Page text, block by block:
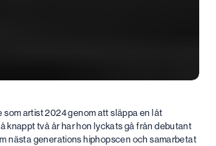
som artist 2024 genom att släppa en låt
knappt två år har hon lyckats gå från debutant
nästa generations hiphopscen och samarbetat